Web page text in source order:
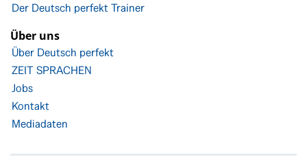
Der Deutsch perfekt Trainer
Über uns
Über Deutsch perfekt
ZEIT SPRACHEN
Jobs
Kontakt
Mediadaten